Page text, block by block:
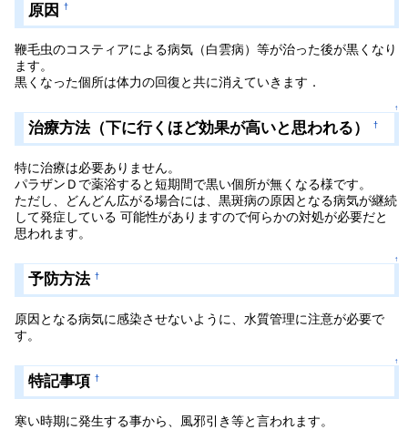
原因†
鞭毛虫のコスティアによる病気（白雲病）等が治った後が黒くなり
ます。
黒くなった個所は体力の回復と共に消えていきます．
↑
治療方法（下に行くほど効果が高いと思われる）†
特に治療は必要ありません。
パラザンＤで薬浴すると短期間で黒い個所が無くなる様です。
ただし、どんどん広がる場合には、黒斑病の原因となる病気が継続
して発症している 可能性がありますので何らかの対処が必要だと
思われます。
↑
予防方法†
原因となる病気に感染させないように、水質管理に注意が必要で
す。
↑
特記事項†
寒い時期に発生する事から、風邪引き等と言われます。